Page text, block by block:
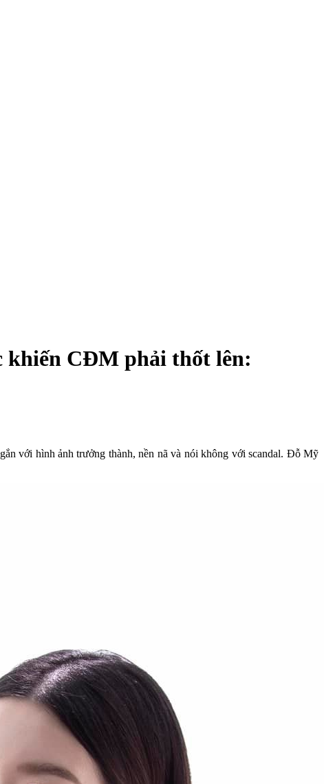
khiến CĐM phải thốt lên:
với hình ảnh trưởng thành, nền nã và nói không với scandal. Đỗ Mỹ